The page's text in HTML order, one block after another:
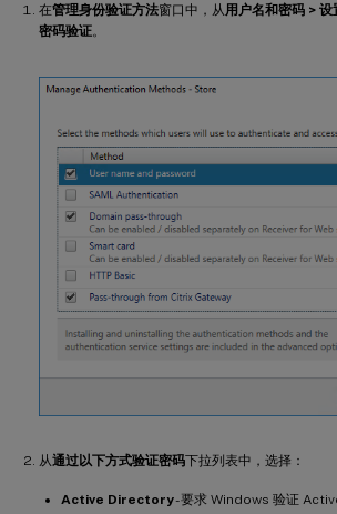
在管理身份验证方法窗口中，从 用户名和密码 > 设
密码验证。
从通过以下方式验证密码下拉列表中，选择：
Active Directory- 要求 Windows 验证